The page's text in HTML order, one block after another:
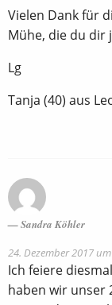
Vielen Dank für
Mühe, die du dir
Lg
Tanja (40) aus
Sandra Köhler
24. Dezember 2017
Ich feiere
haben wir unser